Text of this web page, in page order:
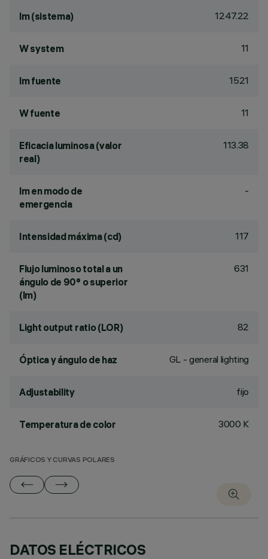
lm (sistema) 1247.22
W system 11
lm fuente 1521
W fuente 11
Eficacia luminosa (valor
real)
113.38
lm en modo de
emergencia
-
Intensidad máxima (cd) 117
Flujo luminoso total a un
ángulo de 90° o superior
(lm)
631
Light output ratio (LOR) 82
Óptica y ángulo de haz GL - general lighting
Adjustability fijo
Temperatura de color 3000 K
GRÁFICOS Y CURVAS POLARES
DATOS ELÉCTRICOS